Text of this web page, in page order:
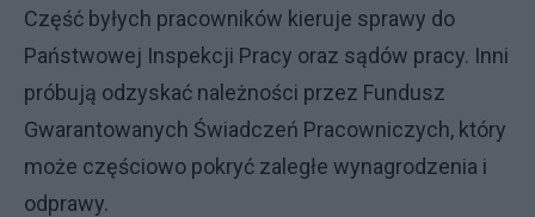
Część byłych pracowników kieruje sprawy do
Państwowej Inspekcji Pracy oraz sądów pracy. Inni
próbują odzyskać należności przez Fundusz
Gwarantowanych Świadczeń Pracowniczych, który
może częściowo pokryć zaległe wynagrodzenia i
odprawy.